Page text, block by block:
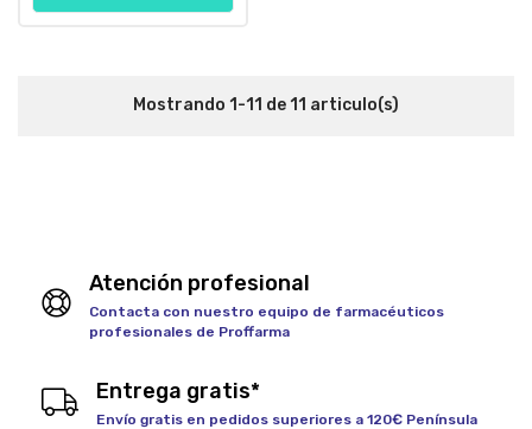
Mostrando 1-11 de 11 articulo(s)
Atención profesional
Contacta con nuestro equipo de farmacéuticos
profesionales de Proffarma
Entrega gratis*
Envío gratis en pedidos superiores a 120€ Península